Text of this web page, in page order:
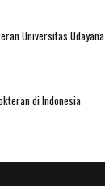
Universitas Udayana
di Indonesia